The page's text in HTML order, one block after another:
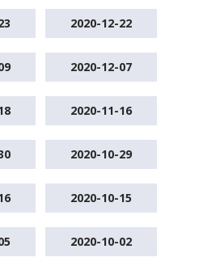
2020-12-22
2020-12-07
2020-11-16
2020-10-29
2020-10-15
2020-10-02